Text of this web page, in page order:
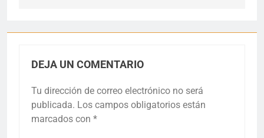
DEJA UN COMENTARIO
Tu dirección de correo electrónico no será
publicada. Los campos obligatorios están
marcados con *